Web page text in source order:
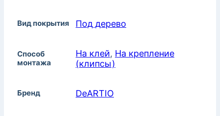
Вид покрытия Под дерево
Способ
монтажа
На клей, На крепление
(клипсы)
Бренд DeARTIO